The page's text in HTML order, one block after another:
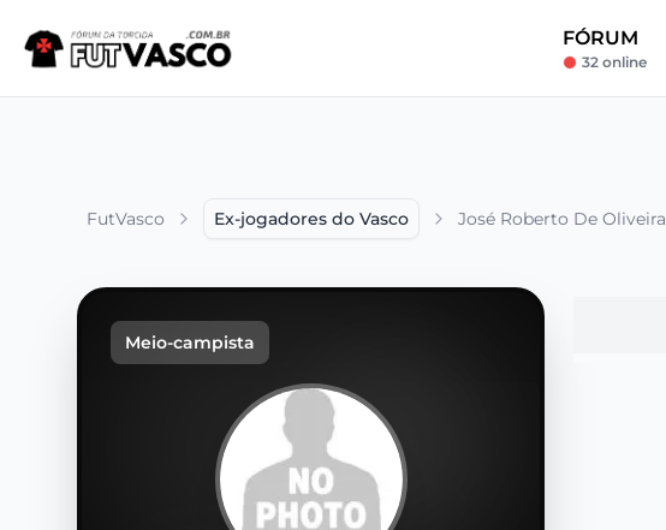
FÓRUM
32 online
FutVasco Ex-jogadores do Vasco José Roberto De Oliveira
Meio-campista